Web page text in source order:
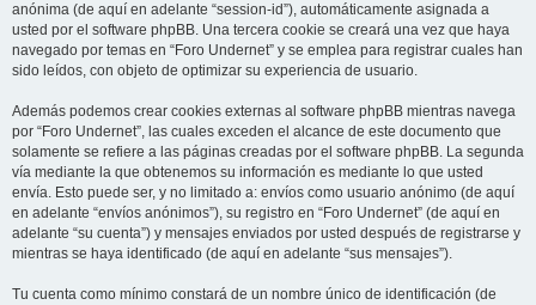
anónima (de aquí en adelante “session-id”), automáticamente asignada a
usted por el software phpBB. Una tercera cookie se creará una vez que haya
navegado por temas en “Foro Undernet” y se emplea para registrar cuales han
sido leídos, con objeto de optimizar su experiencia de usuario.
Además podemos crear cookies externas al software phpBB mientras navega
por “Foro Undernet”, las cuales exceden el alcance de este documento que
solamente se refiere a las páginas creadas por el software phpBB. La segunda
vía mediante la que obtenemos su información es mediante lo que usted
envía. Esto puede ser, y no limitado a: envíos como usuario anónimo (de aquí
en adelante “envíos anónimos”), su registro en “Foro Undernet” (de aquí en
adelante “su cuenta”) y mensajes enviados por usted después de registrarse y
mientras se haya identificado (de aquí en adelante “sus mensajes”).
Tu cuenta como mínimo constará de un nombre único de identificación (de